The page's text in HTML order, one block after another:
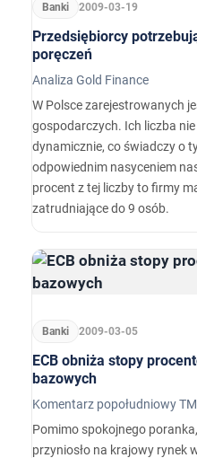
Banki 2009-03-19
Przedsiębiorcy
poręczeń
Analiza Gold Finance
W Polsce zarejestrowanych
gospodarczych. Ich liczba
dynamicznie, co świadczy o
odpowiednim nasyceniem
procent z tej liczby to firmy
zatrudniające do 9 osób.
Banki 2009-03-05
ECB obniża stopy
bazowych
Komentarz popołudniowy
Pomimo spokojnego
przyniosło na krajowy rynek